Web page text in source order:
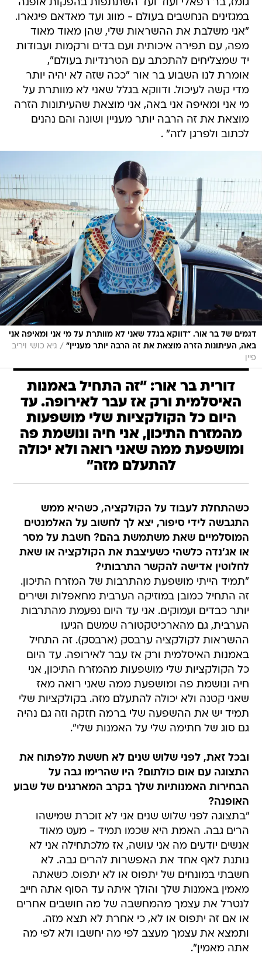
גומז, בר רפאלי ועוד ועד השתתפות בהפקות אופנה
במגזינים הנחשבים בעולם - מווג ועד מאדאם פיגארו.
"אני משלבת את ההשראות שלי, שהן מאוד מאוד
מפה, עם תפירה איכותית ועם בדים ורקמות ועבודות
יד שמצליחים להתכתב עם הטרנדיות בעולם",
אומרת לנו השבוע בר אור "ככה שזה לא יהיה יותר
מדי קשה לעיכול. ודווקא בגלל שאני לא מוותרת על
מי אני ומאיפה אני באה, אני מוצאת שהעיתונות הזרה
מוצאת את זה הרבה יותר מעניין ושונה והם נהנים
לכתוב ולפרגן לזה" .
דגמים של בר אור. "דווקא בגלל שאני לא מוותרת על מי אני ומאיפה אני
באה, העיתונות הזרה מוצאת את זה הרבה יותר מעניין" / גיא כושי ויריב
פיין
דורית בר אור: "זה התחיל באמנות
האיסלמית ורק אז עבר לאירופה. עד
היום כל הקולקציות שלי מושפעות
מהמזרח התיכון, אני חיה ונושמת פה
ומושפעת ממה שאני רואה ולא יכולה
להתעלם מזה"
כשהתחלת לעבוד על הקולקציה, כשהיא ממש
התגבשה לידי סיפור, יצא לך לחשוב על האלמנטים
המוסלמיים שאת משתמשת בהם? חשבת על מסר
או אג'נדה כלשהי כשעיצבת את הקולקציה או שאת
לחלוטין אדישה להקשר התרבותי?
"תמיד הייתי מושפעת מהתרבות של המזרח התיכון.
זה התחיל כמובן במוזיקה הערבית מחאפלות ושירים
יותר כבדים ועמוקים. אני עד היום נפעמת מהתרבות
הערבית, גם מהארכיטקטורה שמשם הגיעו
ההשראות לקולקציה ערבסק (ארבסק). זה התחיל
באמנות האיסלמית ורק אז עבר לאירופה. עד היום
כל הקולקציות שלי מושפעות מהמזרח התיכון, אני
חיה ונושמת פה ומושפעת ממה שאני רואה מאז
שאני קטנה ולא יכולה להתעלם מזה. בקולקציות שלי
תמיד יש את ההשפעה שלי ברמה חזקה וזה גם נהיה
גם סוג של חתימה שלי על האמנות שלי".
ובכל זאת, לפני שלוש שנים לא חששת מלפתוח את
התצוגה עם אום כולתום? היו שהרימו גבה על
הבחירות האמנותיות שלך בקרב המארגנים של שבוע
האופנה?
"בתצוגה לפני שלוש שנים אני לא זוכרת שמישהו
הרים גבה. האמת היא שכמו תמיד - מעט מאוד
אנשים יודעים מה אני עושה, אז מלכתחילה אני לא
נותנת לאף אחד את האפשרות להרים גבה. לא
חשבתי במונחים של יתפוס או לא יתפוס. כשאתה
מאמין באמנות שלך והולך איתה עד הסוף אתה חייב
לנטרל את עצמך מהמחשבה של מה חושבים אחרים
או אם זה יתפוס או לא, כי אחרת לא תצא מזה.
ותמצא את עצמך מעצב לפי מה יחשבו ולא לפי מה
אתה מאמין".